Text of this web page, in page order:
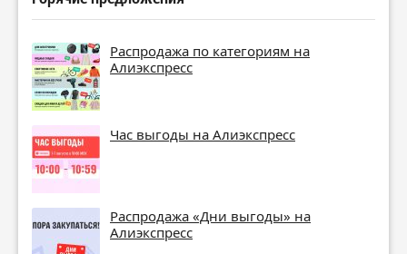
Распродажа по категориям на
Алиэкспресс
Час выгоды на Алиэкспресс
Распродажа «Дни выгоды» на
Алиэкспресс